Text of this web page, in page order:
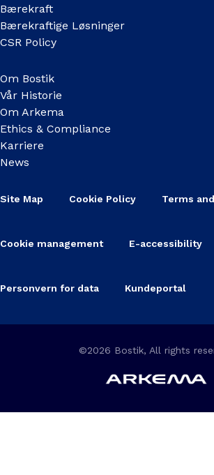
Bærekraft
Bærekraftige Løsninger
CSR Policy
Om Bostik
Vår Historie
Om Arkema
Ethics & Compliance
Karriere
News
Site Map Cookie Policy Terms
Cookie management E-accessibility
Personvern for data Kundeportal
©2026 Bostik, All rights